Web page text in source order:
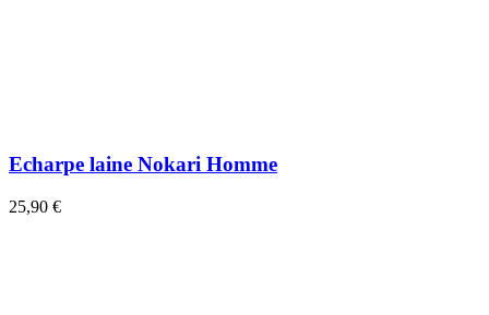
Echarpe laine Nokari Homme
25,90 €